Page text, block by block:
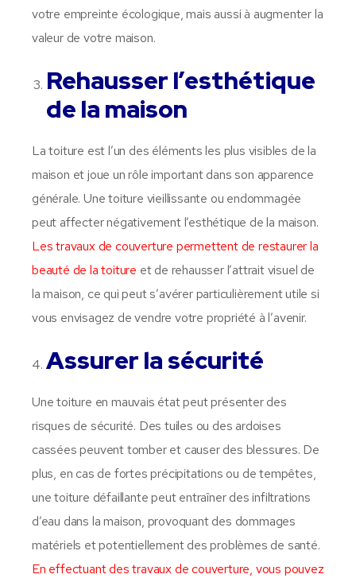
votre empreinte écologique, mais aussi à augmenter la
valeur de votre maison.
Rehausser l’esthétique
de la maison
La toiture est l’un des éléments les plus visibles de la
maison et joue un rôle important dans son apparence
générale. Une toiture vieillissante ou endommagée
peut affecter négativement l’esthétique de la maison.
Les travaux de couverture permettent de restaurer la
beauté de la toiture et de rehausser l’attrait visuel de
la maison, ce qui peut s’avérer particulièrement utile si
vous envisagez de vendre votre propriété à l’avenir.
Assurer la sécurité
Une toiture en mauvais état peut présenter des
risques de sécurité. Des tuiles ou des ardoises
cassées peuvent tomber et causer des blessures. De
plus, en cas de fortes précipitations ou de tempêtes,
une toiture défaillante peut entraîner des infiltrations
d’eau dans la maison, provoquant des dommages
matériels et potentiellement des problèmes de santé.
En effectuant des travaux de couverture, vous pouvez